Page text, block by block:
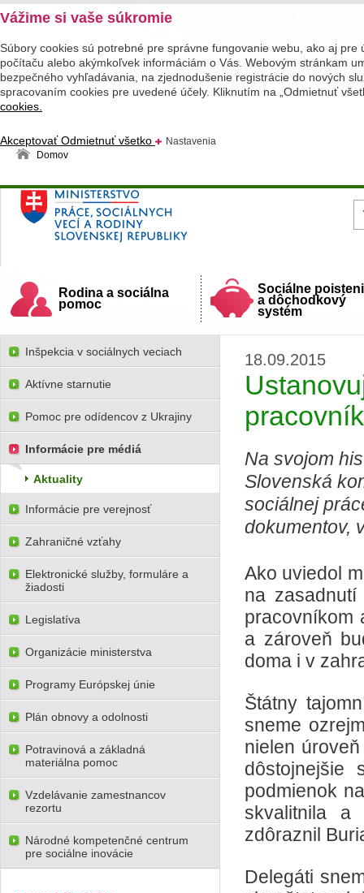
Vážime si vaše súkromie
Súbory cookies sú potrebné pre správne fungovanie webu, ako aj
počítaču alebo akýmkoľvek informáciám o Vás. Webovým stránkam
bezpečného vyhľadávania, na zjednodušenie registrácie do nových
spracovaním cookies pre uvedené účely. Kliknutím na „Odmietnuť
cookies.
AkceptovaťOdmietnuť všetko
Nastavenia
Domov
Ministerstvo práce, sociálnych vecí a rodiny
Slovenskej republiky
Rodina a sociálna
pomoc
Sociálne
a dôchodkový
systém
18.09.2015
Na svojom
Slovenská
sociálnej
dokumentov,
Ako uviedol
na
pracovníkom
a zároveň
doma i v
Štátny
sneme
nielen
dôstojnejšie
podmienok
skvalitnila a
zdôraznil
Delegáti
Inšpekcia v sociálnych veciach
Aktívne starnutie
Pomoc pre odídencov z Ukrajiny
Informácie pre médiá
Aktuality
Informácie pre verejnosť
Zahraničné vzťahy
Elektronické služby, formuláre a
žiadosti
Legislatíva
Organizácie ministerstva
Programy Európskej únie
Plán obnovy a odolnosti
Potravinová a základná
materiálna pomoc
Vzdelávanie zamestnancov
rezortu
Národné kompetenčné centrum
pre sociálne inovácie